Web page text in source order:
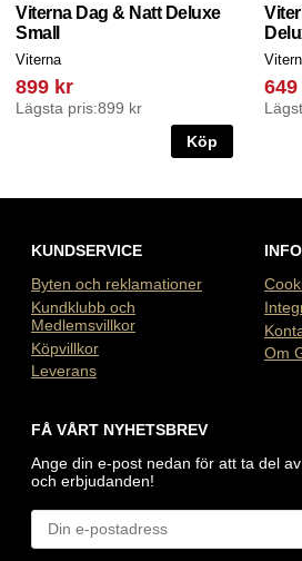
Viterna Dag & Natt Deluxe
Small
Viterna
899 kr
Lägsta pris:899 kr
Köp
KUNDSERVICE
Byten och reklamationer
Kundklubb och
Medlemsvillkor
Köpvillkor
Leverans
Om
FÅ VÅRT NYHETSBREV
Ange din e-post nedan för att ta del
och erbjudanden!